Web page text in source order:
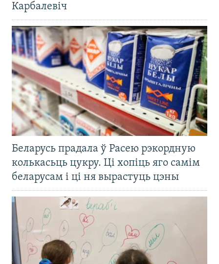
Карбалевіч
Беларусь прадала ў Расею рэкордную
колькасьць цукру. Ці хопіць яго самім
беларусам і ці ня вырастуць цэны